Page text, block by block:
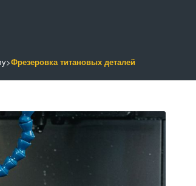
>Фрезеровка титановых деталей